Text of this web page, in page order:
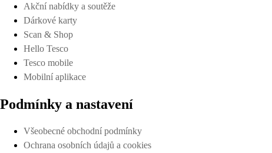
Akční nabídky a soutěže
Dárkové karty
Scan & Shop
Hello Tesco
Tesco mobile
Mobilní aplikace
Podmínky a nastavení
Všeobecné obchodní podmínky
Ochrana osobních údajů a cookies